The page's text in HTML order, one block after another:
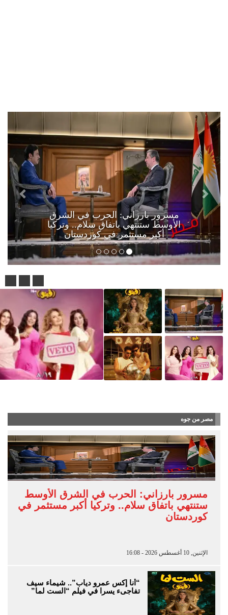
مسرور بارزاني: الحرب في الشرق
الأوسط ستنتهي باتفاق سلام.. وتركيا
أكبر مستثمر في كوردستان
مصر من جوه
مسرور بارزاني: الحرب في الشرق الأوسط
ستنتهي باتفاق سلام.. وتركيا أكبر مستثمر في
كوردستان
الإثنين, 10 أغسطس 2026 - 16:08
“أنا إكس عمرو دياب”.. شيماء سيف
تفاجىء يسرا في فيلم “الست لما”